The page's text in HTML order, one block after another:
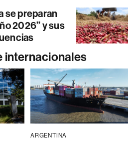
se preparan
2026” y sus
internacionales
ARGENTINA